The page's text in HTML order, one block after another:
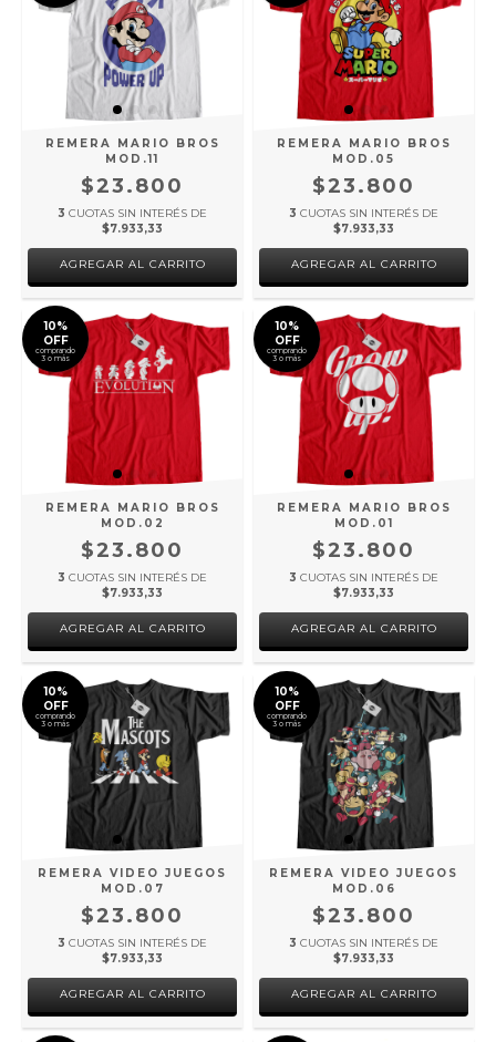
REMERA MARIO BROS
MOD.11
$23.800
3 CUOTAS SIN INTERÉS DE
$7.933,33
AGREGAR AL CARRITO
REMERA MARIO BROS
MOD.05
$23.800
3 CUOTAS SIN INTERÉS DE
$7.933,33
AGREGAR AL CARRITO
10%
OFF
comprando
3 o más
REMERA MARIO BROS
MOD.02
$23.800
3 CUOTAS SIN INTERÉS DE
$7.933,33
AGREGAR AL CARRITO
10%
OFF
comprando
3 o más
REMERA MARIO BROS
MOD.01
$23.800
3 CUOTAS SIN INTERÉS DE
$7.933,33
AGREGAR AL CARRITO
10%
OFF
comprando
3 o más
REMERA VIDEO JUEGOS
MOD.07
$23.800
3 CUOTAS SIN INTERÉS DE
$7.933,33
AGREGAR AL CARRITO
10%
OFF
comprando
3 o más
REMERA VIDEO JUEGOS
MOD.06
$23.800
3 CUOTAS SIN INTERÉS DE
$7.933,33
AGREGAR AL CARRITO